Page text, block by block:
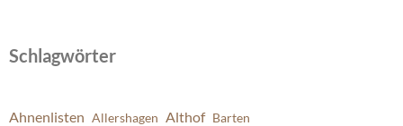
Schlagwörter
Ahnenlisten Allershagen Althof Barten